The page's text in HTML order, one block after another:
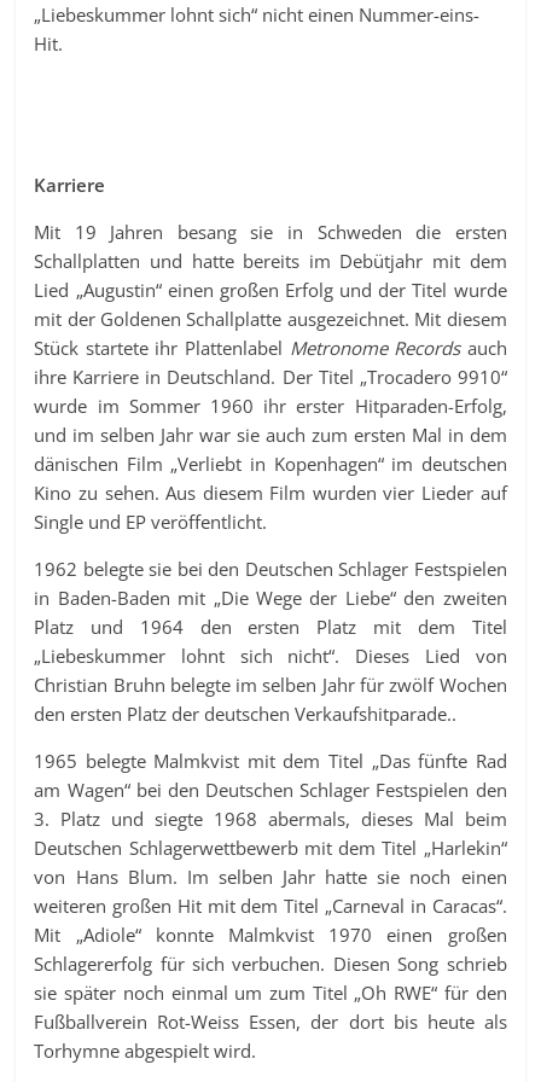
„Liebeskummer lohnt sich“ nicht einen Nummer-eins-
Hit.
Karriere
Mit 19 Jahren besang sie in Schweden die ersten
Schallplatten und hatte bereits im Debütjahr mit dem
Lied „Augustin“ einen großen Erfolg und der Titel wurde
mit der Goldenen Schallplatte ausgezeichnet. Mit diesem
Stück startete ihr Plattenlabel Metronome Recordsauch
ihre Karriere in Deutschland. Der Titel „Trocadero 9910“
wurde im Sommer 1960 ihr erster Hitparaden-Erfolg,
und im selben Jahr war sie auch zum ersten Mal in dem
dänischen Film „Verliebt in Kopenhagen“ im deutschen
Kino zu sehen. Aus diesem Film wurden vier Lieder auf
Single und EP veröffentlicht.
1962 belegte sie bei den Deutschen Schlager Festspielen
in Baden-Baden mit „Die Wege der Liebe“ den zweiten
Platz und 1964 den ersten Platz mit dem Titel
„Liebeskummer lohnt sich nicht“. Dieses Lied von
Christian Bruhn belegte im selben Jahr für zwölf Wochen
den ersten Platz der deutschen Verkaufshitparade..
1965 belegte Malmkvist mit dem Titel „Das fünfte Rad
am Wagen“ bei den Deutschen Schlager Festspielen den
3. Platz und siegte 1968 abermals, dieses Mal beim
Deutschen Schlagerwettbewerb mit dem Titel „Harlekin“
von Hans Blum. Im selben Jahr hatte sie noch einen
weiteren großen Hit mit dem Titel „Carneval in Caracas“.
Mit „Adiole“ konnte Malmkvist 1970 einen großen
Schlagererfolg für sich verbuchen. Diesen Song schrieb
sie später noch einmal um zum Titel „Oh RWE“ für den
Fußballverein Rot-Weiss Essen, der dort bis heute als
Torhymne abgespielt wird.